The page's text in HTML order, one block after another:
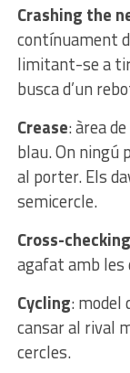
Crashing the
contínuament
limitant-se a
busca d’un
Crease: àrea
blau. On ningú
al porter. Els
semicercle.
Cross-checking
agafat amb les
Cycling: model
cansar al rival
cercles.